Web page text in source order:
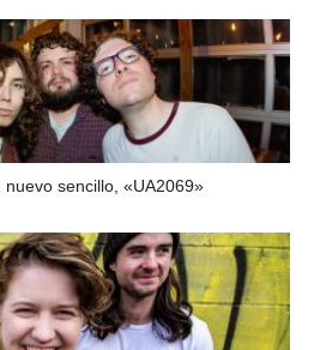
sencillo, «UA2069»